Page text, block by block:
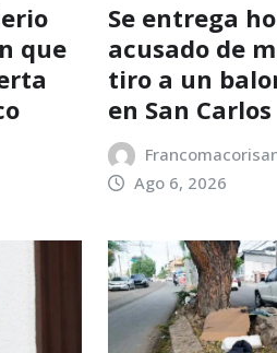
que
Se entrega
acusado de
tiro a un
en San Carlos
Ago 6, 2026